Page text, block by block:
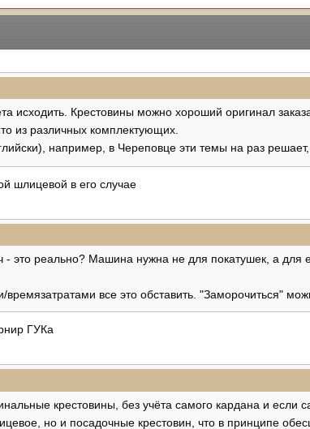
исходить. Крестовины можно хороший оригинал
из различных комплектующих.
например, в Череповце эти темы на раз
шлицевой в его случае
- это реально? Машина нужна не для покатушек, а для
все это обставить. "Заморочиться"
ГУКа
крестовины, без учёта самого кардана и
но и посадочные крестовин, что в принципе